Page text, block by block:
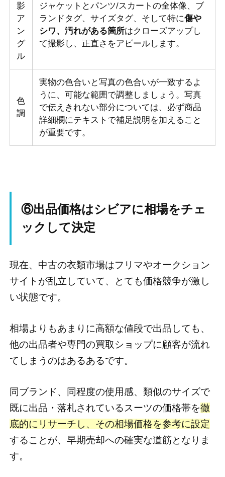
影
ア
ン
グ
ル
ジャケットとパンツ/スカートの全体像、ブ
ランドタグ、サイズタグ、そして特に傷や
シワ、汚れがある箇所はクローズアップし
て撮影し、正直さをアピールします。
色
調
実物の色合いと写真の色合いが一致するよ
うに、可能な範囲で調整しましょう。写真
で伝えきれない部分については、必ず商品
詳細欄にテキストで補足説明を加えること
が重要です。
⑥出品価格はシビアに相場をチェ
ックして決定
現在、中古の衣類市場はフリマやオークション
サイトが乱立していて、とても価格競争が激し
い状態です。
相場よりもあまりに高額な値段で出品しても、
他の出品者や専門の買取ショップに顧客が流れ
てしまうのはあるあるです。
同ブランド、同程度の使用感、類似のサイズで
既に出品・落札されているスーツの価格帯を徹
底的にリサーチし、その相場価格を参考に設定
することが、早期売却への確実な道筋となりま
す。